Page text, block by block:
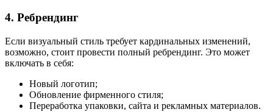
4. Ребрендинг
Если визуальный стиль требует кардинальных изменений,
возможно, стоит провести полный ребрендинг. Это может
включать в себя:
Новый логотип;
Обновление фирменного стиля;
Переработка упаковки, сайта и рекламных материалов.